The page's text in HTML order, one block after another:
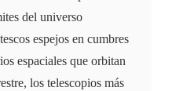
del universo
espejos en cumbres
espaciales que orbitan
los telescopios más